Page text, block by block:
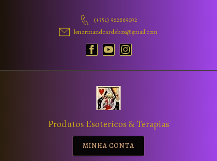
(+351) 962869032
lenormandcardsbox@gmail.com
Produtos Esotericos & Terapias
MINHA CONTA